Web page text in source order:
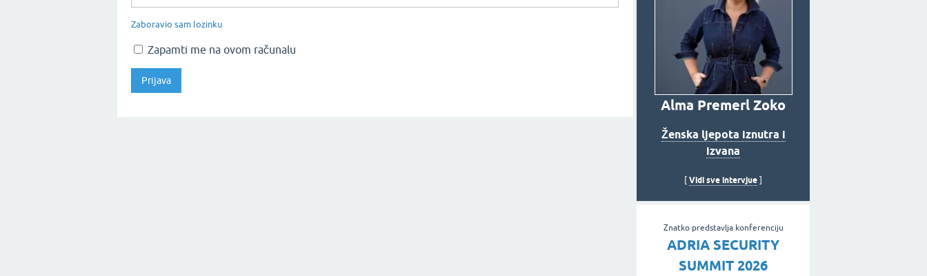
Zaboravio sam lozinku
Zapamti me na ovom računalu
Alma Premerl Zoko
Ženska ljepota iznutra i
izvana
Vidi sve intervjue
Znatko predstavlja konferenciju
ADRIA SECURITY
SUMMIT 2026